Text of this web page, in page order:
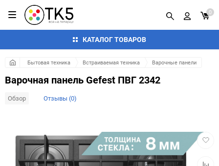
КАТАЛОГ ТОВАРОВ
0
Бытовая техника Встраиваемая техника Варочные панели
Варочная панель Gefest ПВГ 2342
Обзор Отзывы (0)